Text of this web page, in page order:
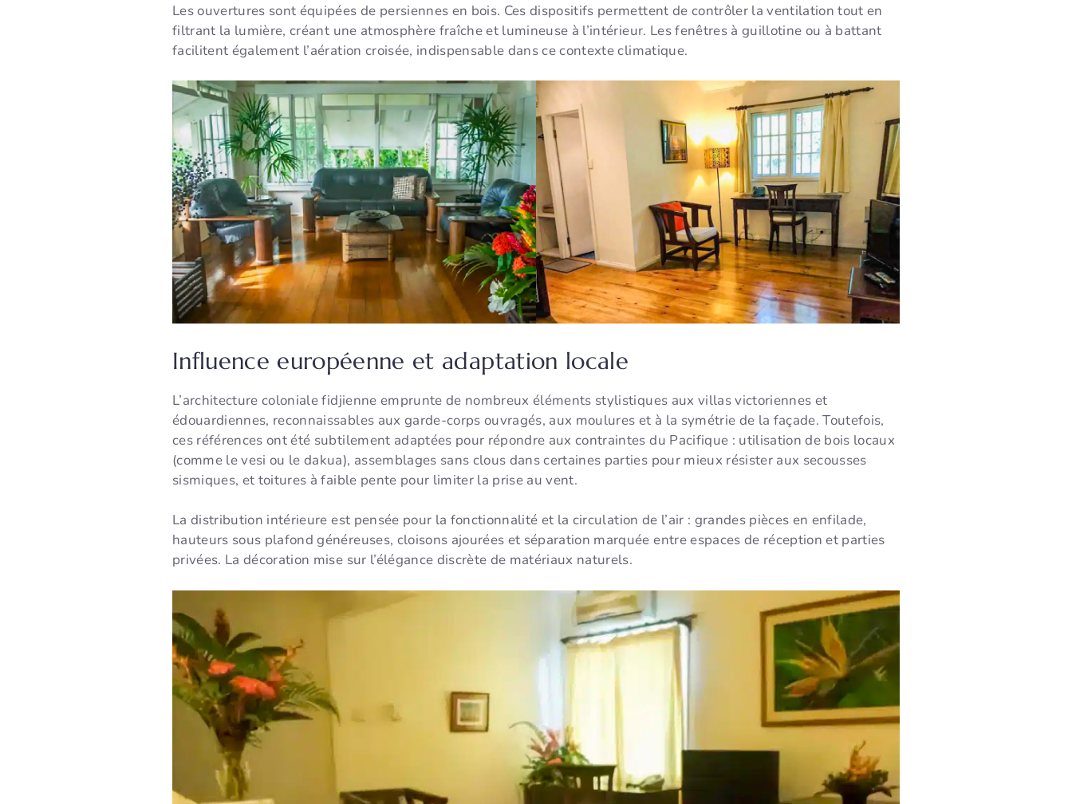
Les ouvertures sont équipées de persiennes en bois. Ces dispositifs permettent de contrôler la ventilation tout en
filtrant la lumière, créant une atmosphère fraîche et lumineuse à l’intérieur. Les fenêtres à guillotine ou à battant
facilitent également l’aération croisée, indispensable dans ce contexte climatique.
Influence européenne et adaptation locale
L’architecture coloniale fidjienne emprunte de nombreux éléments stylistiques aux villas victoriennes et
édouardiennes, reconnaissables aux garde-corps ouvragés, aux moulures et à la symétrie de la façade. Toutefois,
ces références ont été subtilement adaptées pour répondre aux contraintes du Pacifique : utilisation de bois locaux
(comme le vesi ou le dakua), assemblages sans clous dans certaines parties pour mieux résister aux secousses
sismiques, et toitures à faible pente pour limiter la prise au vent.
La distribution intérieure est pensée pour la fonctionnalité et la circulation de l’air : grandes pièces en enfilade,
hauteurs sous plafond généreuses, cloisons ajourées et séparation marquée entre espaces de réception et parties
privées. La décoration mise sur l’élégance discrète de matériaux naturels.